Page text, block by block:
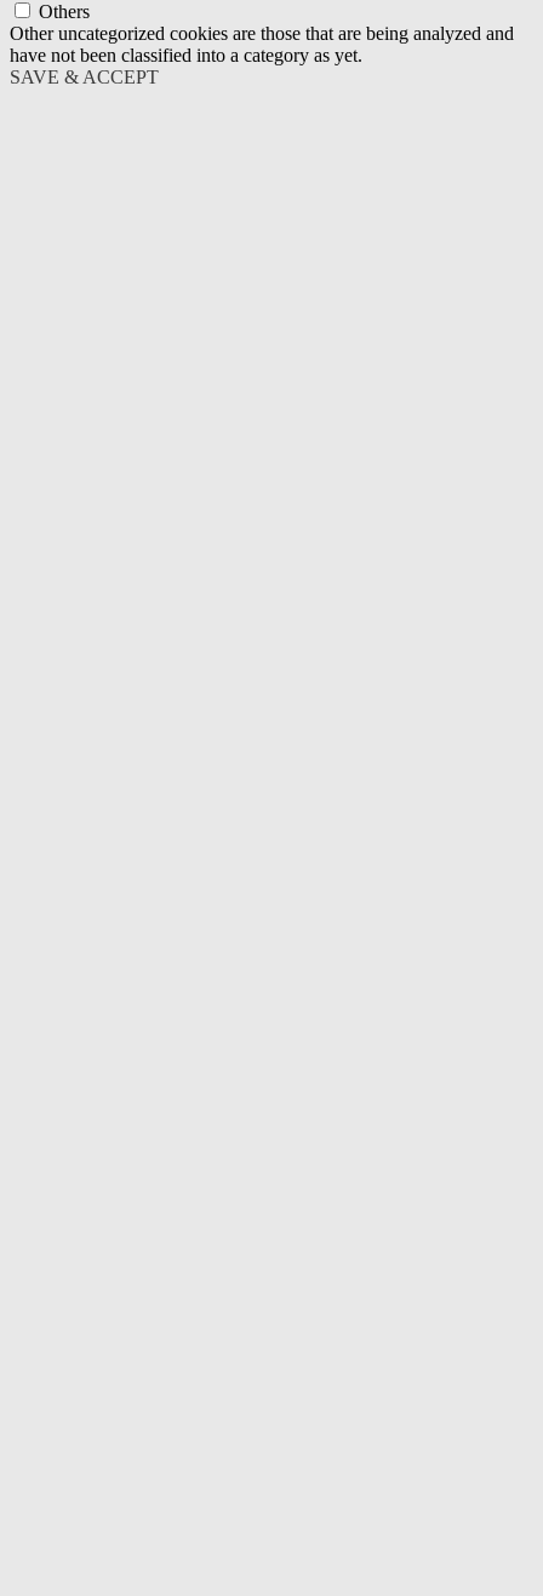
Others
Other uncategorized cookies are those that are being analyzed and
have not been classified into a category as yet.
SAVE & ACCEPT